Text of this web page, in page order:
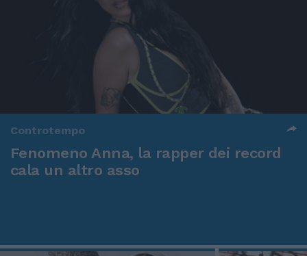
Controtempo
Fenomeno Anna, la rapper dei record
cala un altro asso